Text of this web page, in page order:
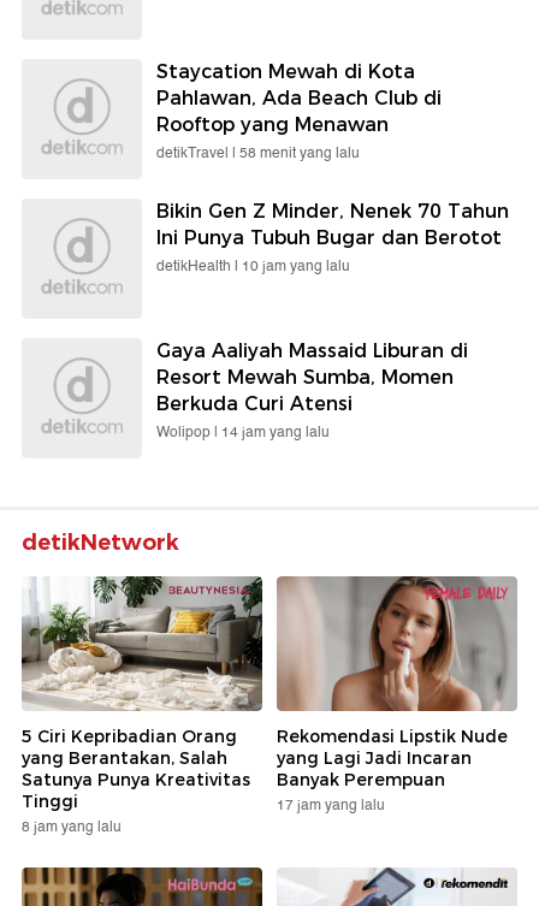
Staycation Mewah di Kota
Pahlawan, Ada Beach Club di
Rooftop yang Menawan
detikTravel | 58 menit yang lalu
Bikin Gen Z Minder, Nenek 70 Tahun
Ini Punya Tubuh Bugar dan Berotot
detikHealth | 10 jam yang lalu
Gaya Aaliyah Massaid Liburan di
Resort Mewah Sumba, Momen
Berkuda Curi Atensi
Wolipop | 14 jam yang lalu
detikNetwork
5 Ciri Kepribadian Orang
yang Berantakan, Salah
Satunya Punya Kreativitas
Tinggi
8 jam yang lalu
Rekomendasi Lipstik Nude
yang Lagi Jadi Incaran
Banyak Perempuan
17 jam yang lalu